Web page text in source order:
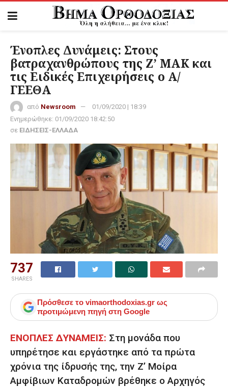
Ένοπλες Δυνάμεις: Στους
βατραχανθρώπους της Ζ’ ΜΑΚ και
τις Ειδικές Επιχειρήσεις ο Α/
ΓΕΕΘΑ
από Newsroom
01/09/2020 | 18:39
Ενημερώθηκε: 01/09/2020 18:42:50
σε ΕΙΔΗΣΕΙΣ-ΕΛΛΑΔΑ
737
SHARES
Πρόσθεσε το vimaorthodoxias.gr ως
προτιμώμενη πηγή στη Google
ΕΝΟΠΛΕΣ ΔΥΝΑΜΕΙΣ: Στη μονάδα που
υπηρέτησε και εργάστηκε από τα πρώτα
χρόνια της ίδρυσής της, την Ζ’ Μοίρα
Αμφίβιων Καταδρομών βρέθηκε ο Αρχηγός